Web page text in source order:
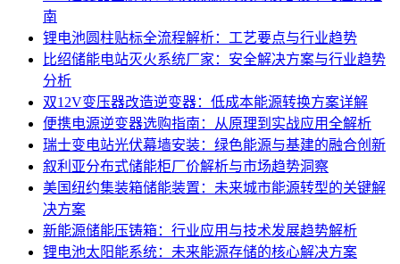
南
锂电池圆柱贴标全流程解析：工艺要点与行业趋势
比绍储能电站灭火系统厂家：安全解决方案与行业趋势
分析
双12V变压器改造逆变器：低成本能源转换方案详解
便携电源逆变器选购指南：从原理到实战应用全解析
瑞士变电站光伏幕墙安装：绿色能源与基建的融合创新
叙利亚分布式储能柜厂价解析与市场趋势洞察
美国纽约集装箱储能装置：未来城市能源转型的关键解
决方案
新能源储能压铸箱：行业应用与技术发展趋势解析
锂电池太阳能系统：未来能源存储的核心解决方案